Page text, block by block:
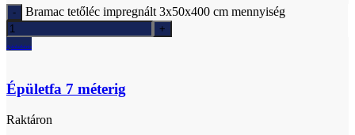
Bramac tetőléc impregnált 3x50x400 cm mennyiség
Ajánlatkérés
Épületfa 7 méterig
Raktáron